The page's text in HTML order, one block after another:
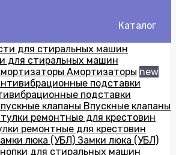
Каталог
для стиральных машин
Амортизаторы new
подставки
Впускные клапаны
ремонтные для крестовин
Замки люка (УБЛ)